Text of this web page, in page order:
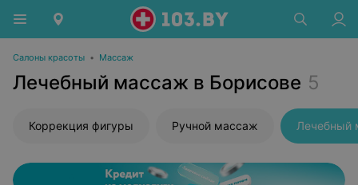
Салоны красоты • Массаж
Лечебный массаж в Борисове 5
Коррекция фигуры Ручной массаж Лечебный